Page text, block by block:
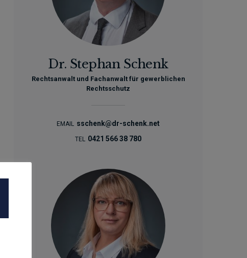
Dr. Stephan Schenk
Rechtsanwalt und Fachanwalt für gewerblichen
Rechtsschutz
EMAIL sschenk@dr-schenk.net
TEL 0421 566 38 780